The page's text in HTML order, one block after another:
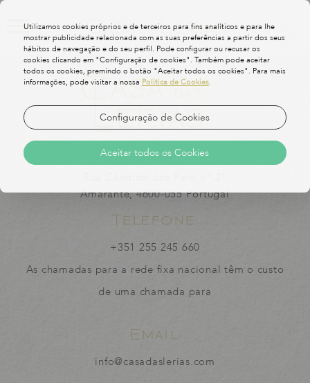
EN
Contatos
Amarante,4600-055Portugal
Telefone:
+351 255 245 660
As chamadas para a rede fixa nacional têm o custo
de uma chamada para
Email:
info@casadaslerias.com
Utilizamos cookies próprios e de terceiros para fins analíticos e para lhe
mostrar publicidade relacionada com as suas preferências a partir dos seus
hábitos de navegação e do seu perfil. Pode configurar ou recusar os
cookies clicando em "Configuração de cookies". Também pode aceitar
todos os cookies, premindo o botão "Aceitar todos os cookies". Para mais
informações, pode visitar a nossa Politica de Cookies.
Configuração de Cookies
Aceitar todos os Cookies